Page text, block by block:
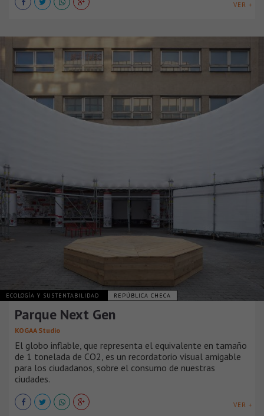
VER +
ECOLOGÍA Y SUSTENTABILIDAD REPÚBLICA CHECA
Parque Next Gen
KOGAA Studio
El globo inflable, que representa el equivalente en tamaño
de 1 tonelada de CO2, es un recordatorio visual amigable
para los ciudadanos, sobre el consumo de nuestras
ciudades.
VER +